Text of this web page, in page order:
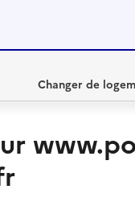
Changer de
Vivre dans une